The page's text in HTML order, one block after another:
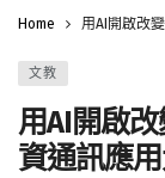
Home 用AI開啟改
文教
用AI開啟
資通訊應